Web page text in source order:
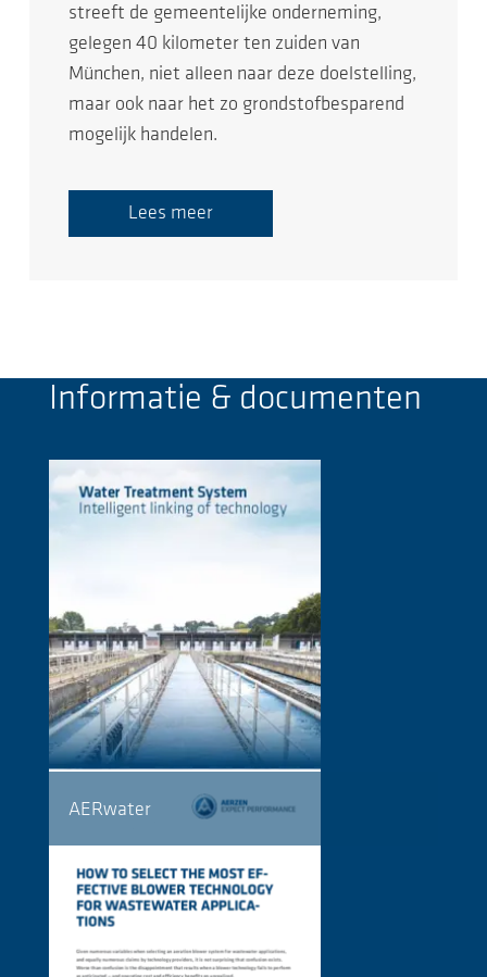
streeft de gemeentelijke onderneming,
gelegen 40 kilometer ten zuiden van
München, niet alleen naar deze doelstelling,
maar ook naar het zo grondstofbesparend
mogelijk handelen.
Lees meer
Informatie & documenten
AERwater